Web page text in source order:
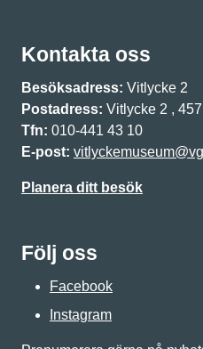
Kontakta oss
Besöksadress: Vitlycke 2
Postadress: Vitlycke 2 ,
Tfn: 010-441 43 10
E-post:
Planera ditt besök
Följ oss
Facebook
Instagram